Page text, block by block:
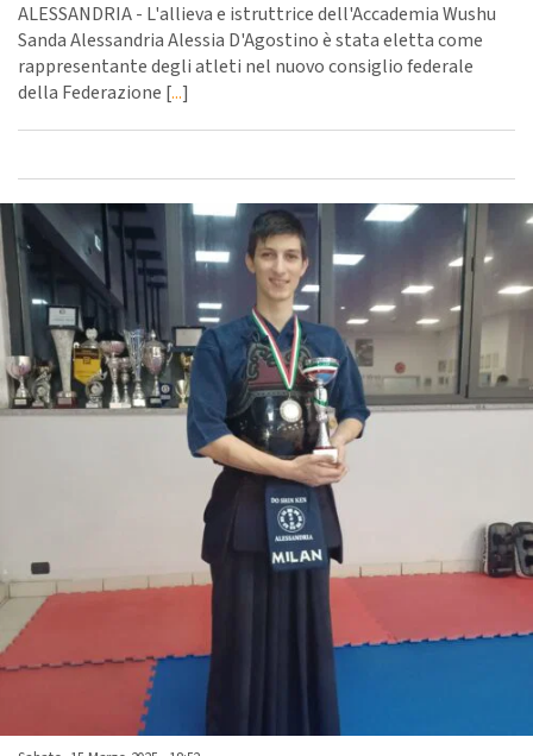
ALESSANDRIA - L'allieva e istruttrice dell'Accademia Wushu
Sanda Alessandria Alessia D'Agostino è stata eletta come
rappresentante degli atleti nel nuovo consiglio federale
della Federazione [...]